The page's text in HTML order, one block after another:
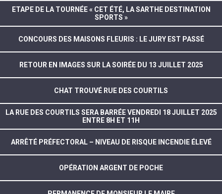
ETAPE DE LA TOURNÉE « CET ÉTÉ, LA SARTHE DESTINATION
SPORTS »
CONCOURS DES MAISONS FLEURIS : LE JURY EST PASSÉ
RETOUR EN IMAGES SUR LA SOIRÉE DU 13 JUILLET 2025
CHAT TROUVÉ RUE DES COURTILS
LA RUE DES COURTILS SERA BARRÉE VENDREDI 18 JUILLET 2025
ENTRE 8H ET 11H
ARRÊTÉ PRÉFECTORAL – NIVEAU DE RISQUE INCENDIE ÉLEVÉ
OPÉRATION ARGENT DE POCHE